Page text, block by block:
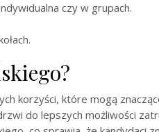
czy w grupach.
korzyści, które mogą
do lepszych możliwości